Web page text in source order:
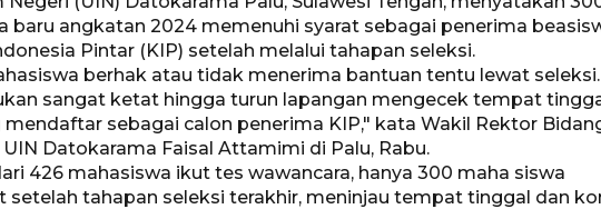
baru angkatan 2024 memenuhi syarat sebagai penerima
Pintar (KIP) setelah melalui tahapan seleksi.
berhak atau tidak menerima bantuan tentu lewat seleksi.
sangat ketat hingga turun lapangan mengecek tempat
sebagai calon penerima KIP," kata Wakil Rektor
Datokarama Faisal Attamimi di Palu, Rabu.
426 mahasiswa ikut tes wawancara, hanya 300 maha siswa
setelah tahapan seleksi terakhir, meninjau tempat tinggal dan